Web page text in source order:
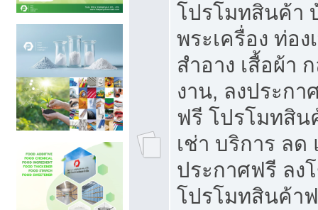
โปรโมทสินค้า
พระเครื่อง ท่อง
สำอาง เสื้อผ้า
งาน, ลงประก
ฟรี โปรโมทสิ
เช่า บริการ ลด
ประกาศฟรี ล
โปรโมทสินค้า